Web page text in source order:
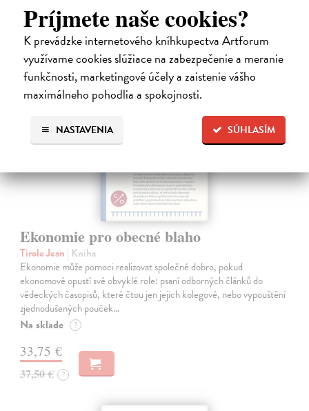
Príjmete naše cookies?
K prevádzke internetového kníhkupectva Artforum
využívame cookies slúžiace na zabezpečenie a meranie
funkčnosti, marketingové účely a zaistenie vášho
maximálneho pohodlia a spokojnosti.
SÚHLASÍM
NASTAVENIA
management
na sklade
Ekonomie pro obecné blaho
Tirole Jean | Kniha
Ekonomie může pomoci realizovat společné dobro, pokud
ekonomové opustí své obvyklé role: psaní odborných článků do
vědeckých časopisů, které čtou jen jejich kolegové, nebo vypouštění
zjednodušených pouček…
Na sklade ?
33,75 €
37,50 € ?